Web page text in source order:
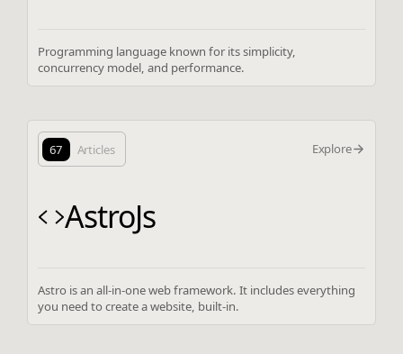
Programming language known for its simplicity,
concurrency model, and performance.
67 Articles Explore
AstroJs
Astro is an all-in-one web framework. It includes everything
you need to create a website, built-in.